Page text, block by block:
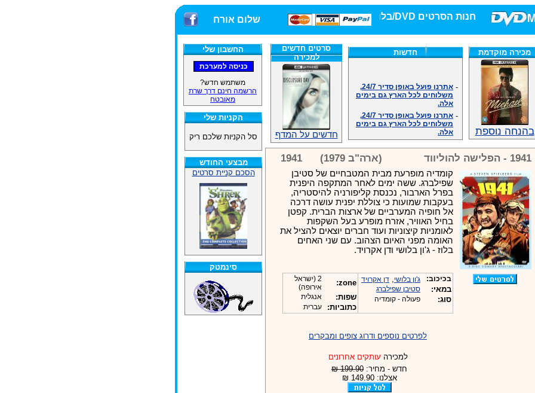
חנות הסרטים DVD/בלו-ריי/3D הגדולה ביותר! שלום אורח
החשבון שלי
משתמש חדש?
הרשמה חינם דרך שרת
מאובטח
הקניות שלי
סל הקניות שלכם ריק
מבצעי החודש
הסכם קניית סרטים
סינמטק
מכירה מוקדמת
בהנחה נוספת
חדשות
משלוחים לכל הארץ גם בימים
אלה.
משלוחים לכל הארץ גם בימים
אלה.
אנחנו כאן לכול שאלה וזמינים
.האתר לרשותכם פעיל 24/7
-מענה טלפוני: 09-7652392
צוות דיוידי מאסטר ישיר.
זמינים במייל ובטלפון. האתר
לרשותכם פעיל 24/7
צוות דיוידי מאסטר ישיר.
אנחנו כאן לכול שאלה וזמינים
במענה הטלפוני שלנו.ובמייל
.האתר לרשותכם 24/7
מענה טלפוני: 09-7652392
סרטים חדשים
למכירה
חדשים על המדף
1941 - הפלישה להוליווד (ארה"ב 1979) 1941
קומדיה מופרעת מבית המטבחיים של סטיבן
שפילברג. ששה ימים לאחר המתקפה היפנית
בפרל הארבור, נכנסת קליפורניה להיסטריה,
בעקבות שמועות כי צוללת יפנית עושה דרכה
אל חופיה המערביים של ארצות הברית. קפטן
בחיל האוויר, אזרח מופרע בעל השקפות
לאומניות קיצוניות ועוד חברים יוצאים להציל את
האומה מפני האיום הצהוב. עם שני האחים
בלוז - ג'ון בלושי ודן אקרויד.
בכיכוב: ג'ון בלושי, דן אקרויד
במאי: סטיבן שפילברג
סוג: פעולה - קומדיה
zone:
2 (ישראל
אירופה)
שפות: אנגלית
כתוביות: עברית
לפרטים נוספים ודרוג צופים ומבקרים
למכירה עותקים אחרונים
חדש - מחיר: 199.90 ₪
אצלנו: 149.90 ₪